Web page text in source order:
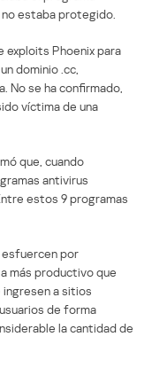
estaba protegido.
exploits Phoenix para
dominio .cc,
No se ha confirmado,
víctima de una
que, cuando
antivirus
estos 9 programas
esfuercen por
más productivo que
a sitios
de forma
la cantidad de